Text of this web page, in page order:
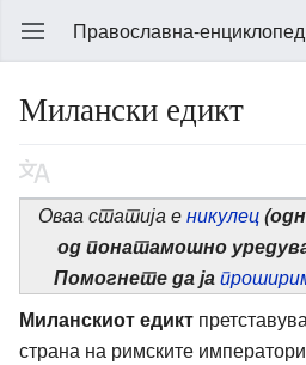
Православна-
Милански едикт
Оваа статија еникулец
од понатамошно
Помогнете да ја
Миланскиот едикт
страна на римските